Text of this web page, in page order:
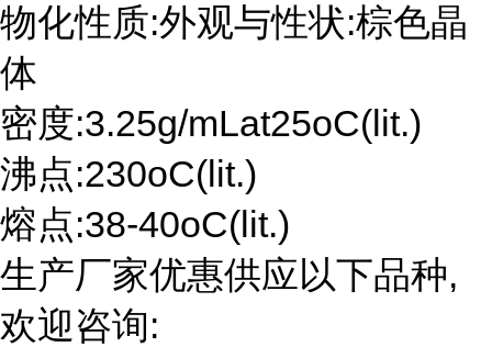
物化性质:外观与性状:棕色晶
体
密度:3.25g/mLat25oC(lit.)
沸点:230oC(lit.)
熔点:38-40oC(lit.)
生产厂家优惠供应以下品种,
欢迎咨询: